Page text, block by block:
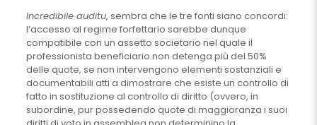
Incredibile auditu, sembra che le tre fonti siano concordi:
l’accesso al regime forfettario sarebbe dunque
compatibile con un assetto societario nel quale il
professionista beneficiario non detenga più del 50%
delle quote, se non intervengono elementi sostanziali e
documentabili atti a dimostrare che esiste un controllo di
fatto in sostituzione al controllo di diritto (ovvero, in
subordine, pur possedendo quote di maggioranza i suoi